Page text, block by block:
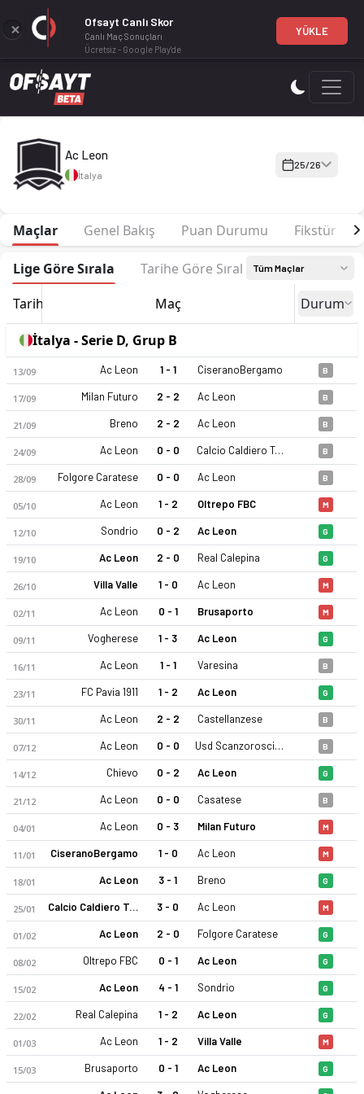
Ac Leon 25-26 sezonu | Serie D, Grup B'de 5. sırada, 53
Ac Leon 25-26 sezonu | Serie D, Grup B'de 5. sırada, 53
Ac Leon
İtalya
25/26
Maçlar Genel Bakış Puan Durumu Fikstür
Lige Göre Sırala Tarihe Göre Sırala Tüm Maçlar
Tarih Maç Durum
İtalya - Serie D, Grup B
13/09 Ac Leon 1 - 1 CiseranoBergamo B
17/09 Milan Futuro 2 - 2 Ac Leon B
21/09 Breno 2 - 2 Ac Leon B
24/09 Ac Leon 0 - 0 Calcio Caldiero Terme B
28/09 Folgore Caratese 0 - 0 Ac Leon B
05/10 Ac Leon 1 - 2 Oltrepo FBC M
12/10 Sondrio 0 - 2 Ac Leon G
19/10 Ac Leon 2 - 0 Real Calepina G
26/10 Villa Valle 1 - 0 Ac Leon M
02/11 Ac Leon 0 - 1 Brusaporto M
09/11 Vogherese 1 - 3 Ac Leon G
16/11 Ac Leon 1 - 1 Varesina B
23/11 FC Pavia 1911 1 - 2 Ac Leon G
30/11 Ac Leon 2 - 2 Castellanzese B
07/12 Ac Leon 0 - 0 Usd Scanzorosciate Calcio B
14/12 Chievo 0 - 2 Ac Leon G
21/12 Ac Leon 0 - 0 Casatese B
04/01 Ac Leon 0 - 3 Milan Futuro M
11/01 CiseranoBergamo 1 - 0 Ac Leon M
18/01 Ac Leon 3 - 1 Breno G
25/01 Calcio Caldiero Terme 3 - 0 Ac Leon M
01/02 Ac Leon 2 - 0 Folgore Caratese G
08/02 Oltrepo FBC 0 - 1 Ac Leon G
15/02 Ac Leon 4 - 1 Sondrio G
22/02 Real Calepina 1 - 2 Ac Leon G
01/03 Ac Leon 1 - 2 Villa Valle M
15/03 Brusaporto 0 - 1 Ac Leon G
Ofsayt Canlı Skor
Canlı Maç Sonuçları
Ücretsiz - Google Play'de
YÜKLE